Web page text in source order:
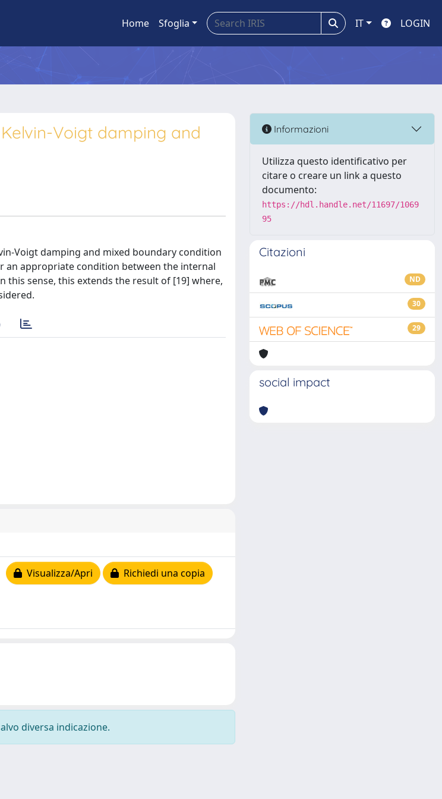
Home Sfoglia IT LOGIN
Voigt damping and
Voigt damping and mixed boundary condition
an appropriate condition between the internal
sense, this extends the result of [19] where,
Visualizza/Apri Richiedi una copia
diversa indicazione.
Informazioni
Utilizza questo identificativo per
citare o creare un link a questo
documento:
https://hdl.handle.net/11697/1069
95
Citazioni
ND
30
29
social impact